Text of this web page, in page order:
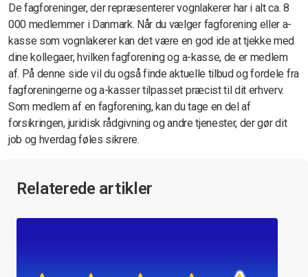
De fagforeninger, der repræsenterer vognlakerer har i alt ca. 8
000 medlemmer i Danmark. Når du vælger fagforening eller a-
kasse som vognlakerer kan det være en god ide at tjekke med
dine kollegaer, hvilken fagforening og a-kasse, de er medlem
af. På denne side vil du også finde aktuelle tilbud og fordele fra
fagforeningerne og a-kasser tilpasset præcist til dit erhverv.
Som medlem af en fagforening, kan du tage en del af
forsikringen, juridisk rådgivning og andre tjenester, der gør dit
job og hverdag føles sikrere.
Relaterede artikler